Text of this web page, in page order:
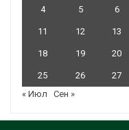
4 5 6
11 12 13
18 19 20
25 26 27
« Июл
Сен »